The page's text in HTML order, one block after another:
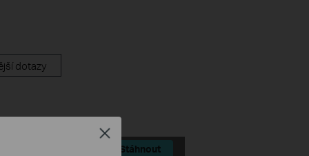
dotazy
Stáhnout
Close